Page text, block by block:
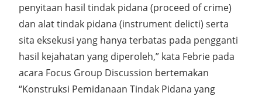
penyitaan hasil tindak pidana (proceed of crime)
dan alat tindak pidana (instrument delicti) serta
sita eksekusi yang hanya terbatas pada pengganti
hasil kejahatan yang diperoleh,” kata Febrie pada
acara Focus Group Discussion bertemakan
“Konstruksi Pemidanaan Tindak Pidana yang